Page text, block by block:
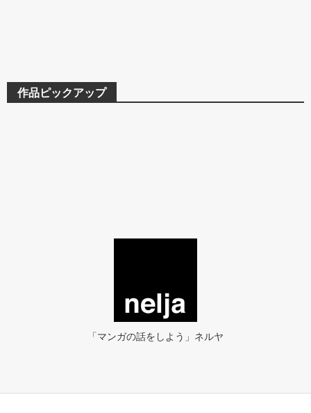
作品ピックアップ
「マンガの話をしよう」ネルヤ